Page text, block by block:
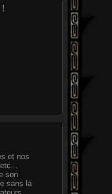
!
et nos
son
sans la